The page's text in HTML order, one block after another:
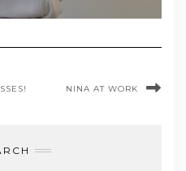
NINA AT WORK